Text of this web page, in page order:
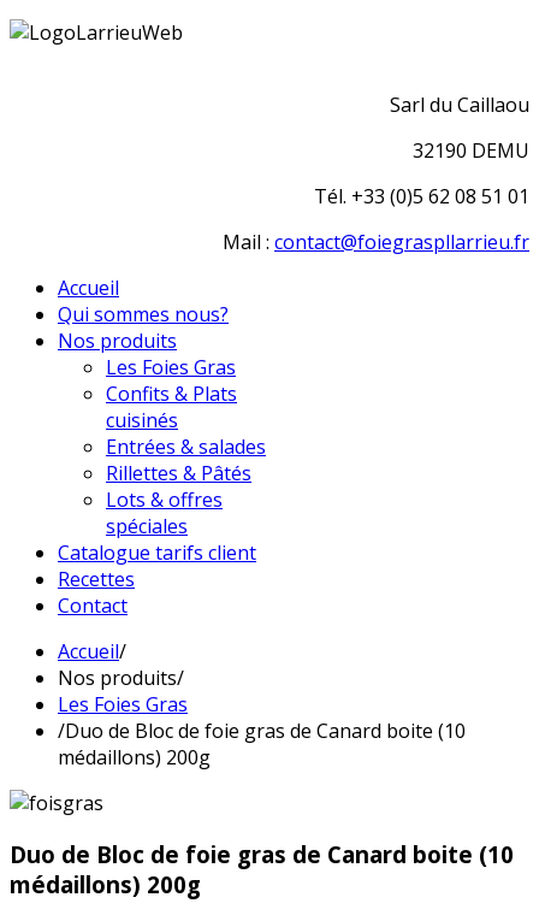
Sarl du Caillaou
32190 DEMU
Tél. +33 (0)5 62 08 51 01
Mail : contact@foiegraspllarrieu.fr
Accueil
Qui sommes nous?
Nos produits
Les Foies Gras
Confits & Plats
cuisinés
Entrées & salades
Rillettes & Pâtés
Lots & offres
spéciales
Catalogue tarifs client
Recettes
Contact
Accueil/
Nos produits/
Les Foies Gras
/Duo de Bloc de foie gras de Canard boite (10
médaillons) 200g
Duo de Bloc de foie gras de Canard boite (10
médaillons) 200g